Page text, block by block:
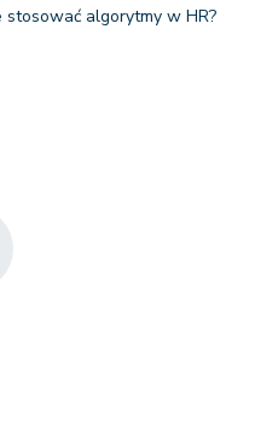
algorytmy w HR?